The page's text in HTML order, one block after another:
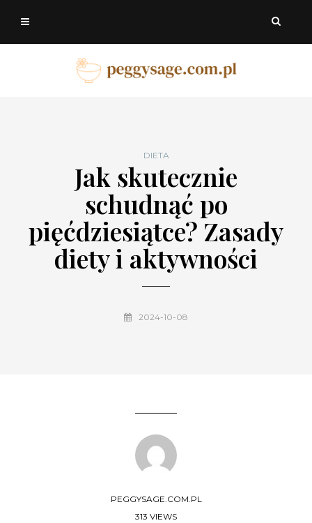
DIETA
Jak skutecznie
schudnąć po
pięćdziesiątce? Zasady
diety i aktywności
2024-10-08
PEGGYSAGE.COM.PL
313 VIEWS